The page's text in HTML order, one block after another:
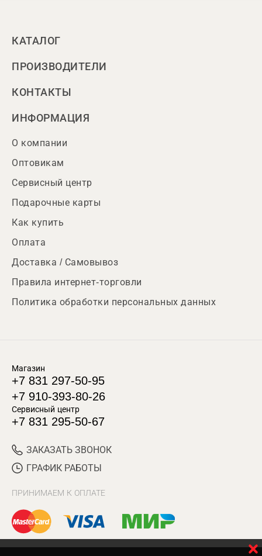
КАТАЛОГ
ПРОИЗВОДИТЕЛИ
КОНТАКТЫ
ИНФОРМАЦИЯ
О компании
Оптовикам
Сервисный центр
Подарочные карты
Как купить
Оплата
Доставка / Самовывоз
Правила интернет-торговли
Политика обработки персональных данных
Магазин
+7 831 297-50-95
+7 910-393-80-26
Сервисный центр
+7 831 295-50-67
ЗАКАЗАТЬ ЗВОНОК
ГРАФИК РАБОТЫ
ПРИНИМАЕМ К ОПЛАТЕ